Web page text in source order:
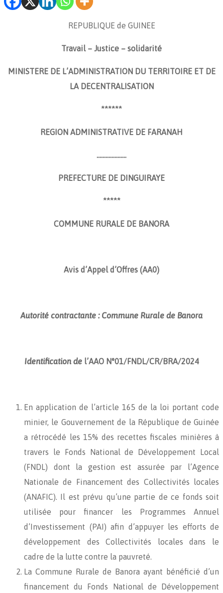
REPUBLIQUE de GUINEE
Travail – Justice – solidarité
MINISTERE DE L’ADMINISTRATION DU TERRITOIRE ET DE
LA DECENTRALISATION
******
REGION ADMINISTRATIVE DE FARANAH
………………..
PREFECTURE DE DINGUIRAYE
*****
COMMUNE RURALE DE BANORA
Avis d’Appel d’Offres (AA0)
Autorité contractante : Commune Rurale de Banora
Identification de l’AAO N°01/FNDL/CR/BRA/2024
En application de l’article 165 de la loi portant code
minier, le Gouvernement de la République de Guinée
a rétrocédé les 15% des recettes fiscales minières à
travers le Fonds National de Développement Local
(FNDL) dont la gestion est assurée par l’Agence
Nationale de Financement des Collectivités locales
(ANAFIC). Il est prévu qu’une partie de ce fonds soit
utilisée pour financer les Programmes Annuel
d’Investissement (PAI) afin d’appuyer les efforts de
développement des Collectivités locales dans le
cadre de la lutte contre la pauvreté.
La Commune Rurale de Banora ayant bénéficié d’un
financement du Fonds National de Développement